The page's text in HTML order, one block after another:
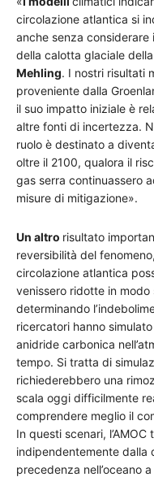
circolazione atlantica si
anche senza
della calotta glaciale
Mehling. I nostri risultati
proveniente dalla
il suo impatto iniziale è
altre fonti di incertezza.
ruolo è destinato a
oltre il 2100, qualora il
gas serra continuassero
misure di mitigazione».
Un altro risultato
reversibilità del
circolazione atlantica
venissero ridotte in
determinando
ricercatori hanno
anidride carbonica
tempo. Si tratta di
richiederebbero una
scala oggi difficilmente
comprendere meglio il
In questi scenari,
indipendentemente dalla
precedenza nell’oceano